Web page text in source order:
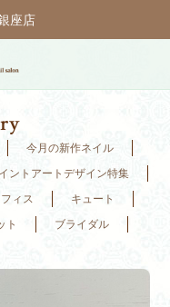
座店
今月の新作ネイル
ントアートデザイン特集
ィス
キュート
ト ブライダル